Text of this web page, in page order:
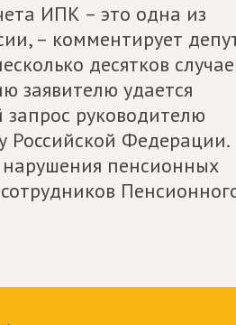
ИПК – это одна из
– комментирует
десятков
заявителю удается
запрос руководителю
Российской Федерации.
нарушения пенсионных